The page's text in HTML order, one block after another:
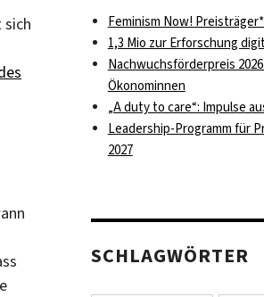
sich
Feminism Now!
1,3 Mio zur Erforschung
Nachwuchsförderpreis
Ökonominnen
„A duty to care“: Impulse
Leadership-Programm für
2027
SCHLAGWÖRTER